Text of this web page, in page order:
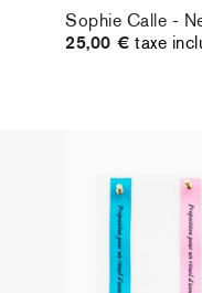
Sophie Calle -
25,00 € taxe
d'anniversaire"
90,00 €
taxe